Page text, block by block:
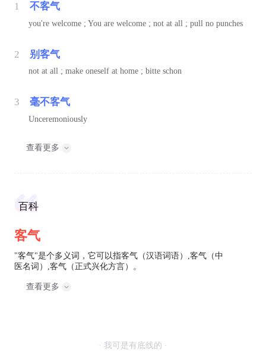
1 不客气
you're welcome ; You are welcome ; not at all ; pull no punches
2 别客气
not at all ; make oneself at home ; bitte schon
3 毫不客气
Unceremoniously
查看更多
百科
客气
"客气"是个多义词，它可以指客气（汉语词语）,客气（中
医名词）,客气（正式兴化方言）。
查看更多
· 我可是有底线的 ·